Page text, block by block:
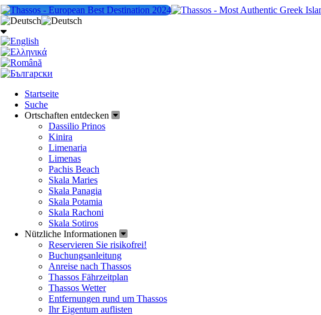
Startseite
Suche
Ortschaften entdecken
Dassilio Prinos
Kinira
Limenaria
Limenas
Pachis Beach
Skala Maries
Skala Panagia
Skala Potamia
Skala Rachoni
Skala Sotiros
Nützliche Informationen
Reservieren Sie risikofrei!
Buchungsanleitung
Anreise nach Thassos
Thassos Fährzeitplan
Thassos Wetter
Entfernungen rund um Thassos
Ihr Eigentum auflisten